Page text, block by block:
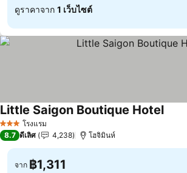
ดูราคาจาก 1 เว็บไซต์
3 ดาว โรงแรม
Little Saigon Boutique Hotelดูราคา
8.7 ดีเลิศ 4,238 โฮจิมินห์
จาก ฿1,311